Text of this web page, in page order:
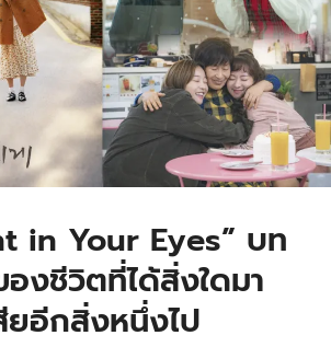
in Your Eyes” บท
องชีวิตที่ได้สิ่งใดมา
อีกสิ่งหนึ่งไป